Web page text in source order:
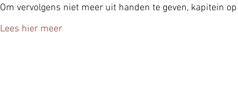
Om vervolgens niet meer uit handen te geven, kapitein
Lees hier meer